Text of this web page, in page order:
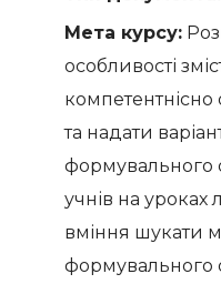
Мета курсу:
особливості
компетентнісно
та надати
формувального
учнів на уроках
вміння шукати
формувального